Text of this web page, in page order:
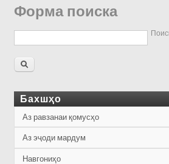
Форма поиска
Бахшҳо
Аз равзанаи қомусҳо
Аз эҷоди мардум
Навгониҳо